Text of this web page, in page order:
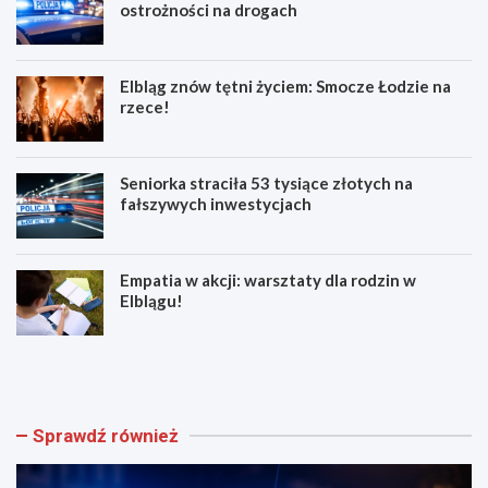
ostrożności na drogach
Elbląg znów tętni życiem: Smocze Łodzie na
rzece!
Seniorka straciła 53 tysiące złotych na
fałszywych inwestycjach
Empatia w akcji: warsztaty dla rodzin w
Elblągu!
Z
i
E
g Sprawdź również